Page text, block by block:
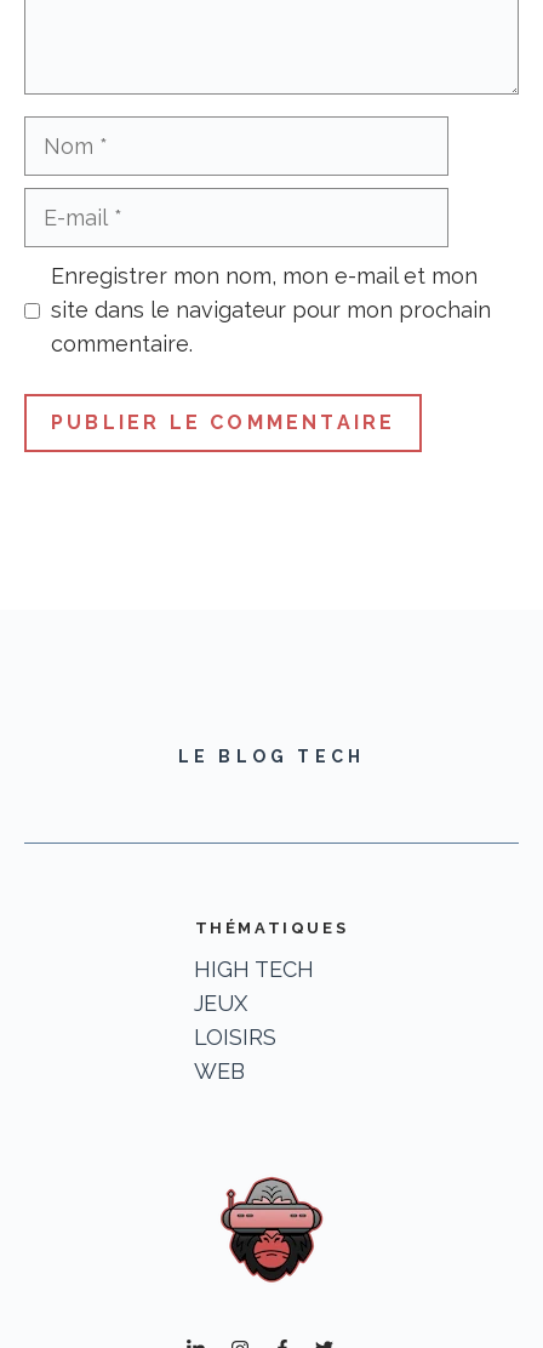
Nom
Enregistrer mon nom, mon e-mail et mon
site dans le navigateur pour mon prochain
commentaire.
LE BLOG TECH
THÉMATIQUES
HIGH TECH
JEUX
LOISIRS
WEB